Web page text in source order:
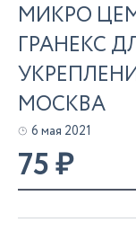
МИКРО
ГРАНЕКС
МОСКВА
6 мая 2021
75₽